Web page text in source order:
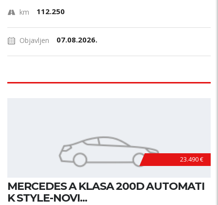
km 112.250
Objavljen 07.08.2026.
23.490 €
MERCEDES A KLASA 200D AUTOMATI
K STYLE-NOVI...